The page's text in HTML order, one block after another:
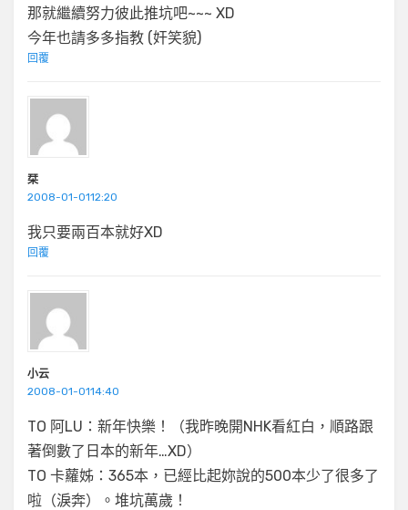
那就繼續努力彼此推坑吧~~~ XD
今年也請多多指教 (奸笑貌)
回覆
栞
2008-01-0112:20
我只要兩百本就好XD
回覆
小云
2008-01-0114:40
TO 阿LU：新年快樂！（我昨晚開NHK看紅白，順路跟
著倒數了日本的新年…XD）
TO 卡蘿姊：365本，已經比起妳說的500本少了很多了
啦（淚奔）。堆坑萬歲！